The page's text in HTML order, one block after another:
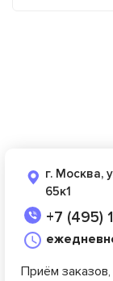
г. Москва,
65к1
+7 (495)
Приём заказов,